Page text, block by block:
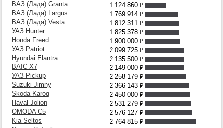
ВАЗ (Лада) Granta 1 124 860 ₽
ВАЗ (Лада) Largus
1 769 914 ₽
ВАЗ (Лада) Vesta
1 812 311 ₽
УАЗ Hunter
1 825 378 ₽
Honda Freed
1 900 000 ₽
УАЗ Patriot
2 099 725 ₽
Hyundai Elantra
2 135 500 ₽
BAIC X7
2 149 000 ₽
УАЗ Pickup
2 258 179 ₽
Suzuki Jimny
2 366 143 ₽
Skoda Karoq
2 450 000 ₽
Haval Jolion
2 531 279 ₽
OMODA C5
2 576 127 ₽
Kia Seltos
2 764 815 ₽